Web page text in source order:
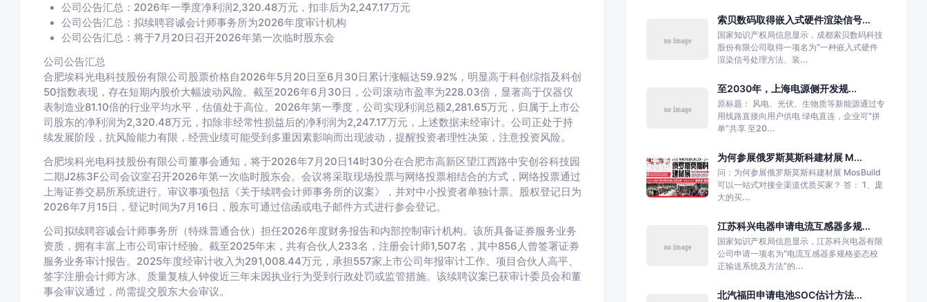
公司公告汇总：2026年一季度净利润2,320.48万元，扣非后为2,247.17万元
公司公告汇总：拟续聘容诚会计师事务所为2026年度审计机构
公司公告汇总：将于7月20日召开2026年第一次临时股东会
公司公告汇总
合肥埃科光电科技股份有限公司股票价格自2026年5月20日至6月30日累计涨幅达59.92%，明显高于科创综指及科创
50指数表现，存在短期内股价大幅波动风险。截至2026年6月30日，公司滚动市盈率为228.03倍，显著高于仪器仪
表制造业81.10倍的行业平均水平，估值处于高位。2026年第一季度，公司实现利润总额2,281.65万元，归属于上市公
司股东的净利润为2,320.48万元，扣除非经常性损益后的净利润为2,247.17万元，上述数据未经审计。公司正处于持
续发展阶段，抗风险能力有限，经营业绩可能受到多重因素影响而出现波动，提醒投资者理性决策，注意投资风险。
合肥埃科光电科技股份有限公司董事会通知，将于2026年7月20日14时30分在合肥市高新区望江西路中安创谷科技园
二期J2栋3F公司会议室召开2026年第一次临时股东会。会议将采取现场投票与网络投票相结合的方式，网络投票通过
上海证券交易所系统进行。审议事项包括《关于续聘会计师事务所的议案》，并对中小投资者单独计票。股权登记日为
2026年7月15日，登记时间为7月16日，股东可通过信函或电子邮件方式进行参会登记。
公司拟续聘容诚会计师事务所（特殊普通合伙）担任2026年度财务报告和内部控制审计机构。该所具备证券服务业务
资质，拥有丰富上市公司审计经验。截至2025年末，共有合伙人233名，注册会计师1,507名，其中856人曾签署证券
服务业务审计报告。2025年度经审计收入为291,008.44万元，承担557家上市公司年报审计工作。项目合伙人高平、
签字注册会计师方冰、质量复核人钟俊近三年未因执业行为受到行政处罚或监管措施。该续聘议案已获审计委员会和董
事会审议通过，尚需提交股东大会审议。
索贝数码取得嵌入式硬件渲染信号...
国家知识产权局信息显示，成都索贝数码科技
股份有限公司取得一项名为“一种嵌入式硬件
渲染信号处理方法、装...
至2030年，上海电源侧开发规...
原标题： 风电、光伏、生物质等新能源通过专
用线路直接向用户供电 绿电直连，企业可“拼
单”共享 至20...
为何参展俄罗斯莫斯科建材展 M...
问：为何参展俄罗斯莫斯科建材展 MosBuild
可以一站式对接全渠道优质买家？ 答： 1、庞
大的买...
江苏科兴电器申请电流互感器多规...
国家知识产权局信息显示，江苏科兴电器有限
公司申请一项名为“电流互感器多规格姿态校
正输送系统及方法”的...
北汽福田申请电池SOC估计方法...